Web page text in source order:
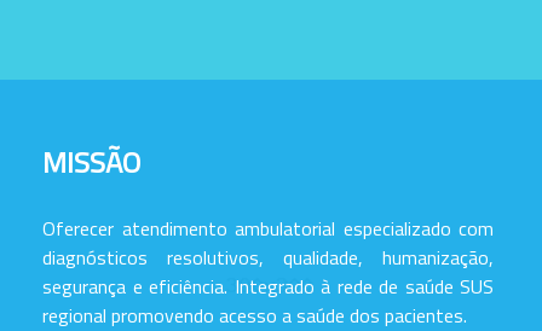
MISSÃO
Oferecer atendimento ambulatorial especializado com
diagnósticos resolutivos, qualidade, humanização,
segurança e eficiência. Integrado à rede de saúde SUS
regional promovendo acesso a saúde dos pacientes.